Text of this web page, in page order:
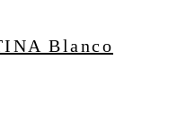
Blanco